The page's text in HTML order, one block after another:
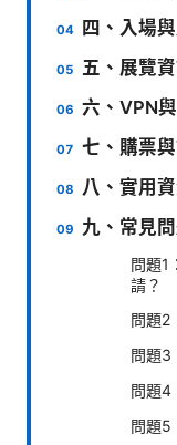
四、入場
五、展覽
六、VPN
七、購票
八、實用
九、常見
問題1
請？
問題2
問題3
問題4
問題5